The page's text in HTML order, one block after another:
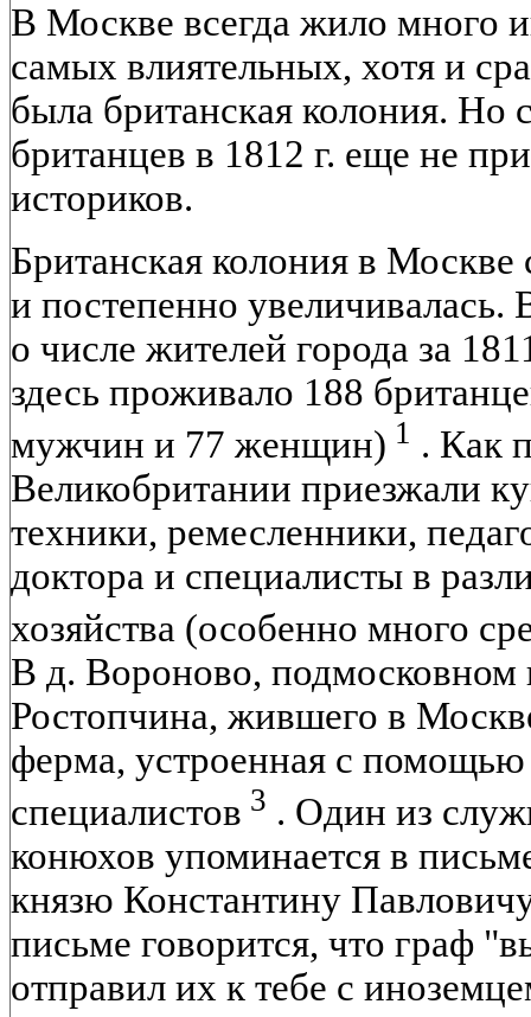
В Москве всегда жило много
самых влиятельных, хотя и
была британская колония. Но
британцев в 1812 г. еще не
историков.
Британская колония в
и постепенно
о числе жителей города за
здесь проживало 188
мужчин и 77 женщин) 1 . Как
Великобритании приезжали
техники, ремесленники,
доктора и специалисты в
хозяйства (особенно много
В д. Вороново,
Ростопчина, жившего в
ферма, устроенная с
специалистов 3 . Один из
конюхов упоминается в
князю Константину
письме говорится, что граф
отправил их к тебе с